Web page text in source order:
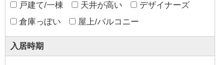
戸建て/一棟
天井が高い
デザイナーズ
倉庫っぽい
屋上/バルコニー
入居時期